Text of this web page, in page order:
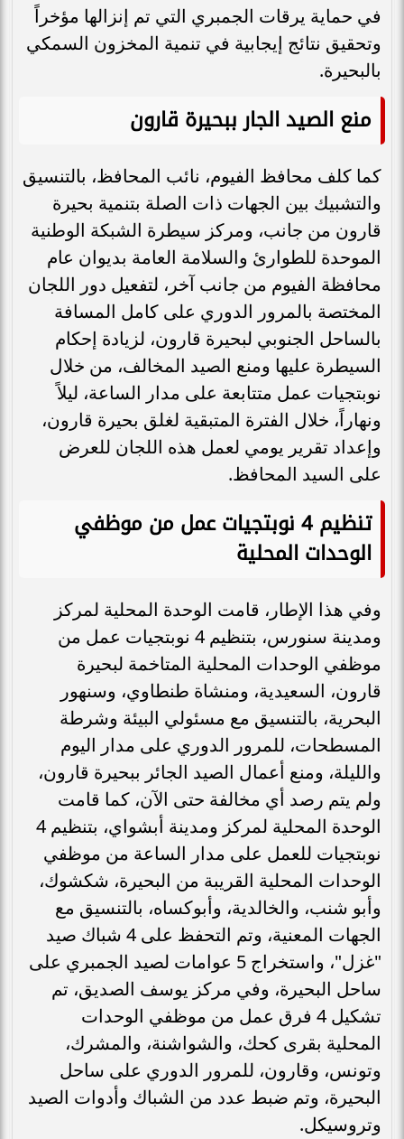
في حماية يرقات الجمبري التي تم إنزالها مؤخراً
وتحقيق نتائج إيجابية في تنمية المخزون السمكي
بالبحيرة.
منع الصيد الجار ببحيرة قارون
كما كلف محافظ الفيوم، نائب المحافظ، بالتنسيق
والتشبيك بين الجهات ذات الصلة بتنمية بحيرة
قارون من جانب، ومركز سيطرة الشبكة الوطنية
الموحدة للطوارئ والسلامة العامة بديوان عام
محافظة الفيوم من جانب آخر، لتفعيل دور اللجان
المختصة بالمرور الدوري على كامل المسافة
بالساحل الجنوبي لبحيرة قارون، لزيادة إحكام
السيطرة عليها ومنع الصيد المخالف، من خلال
نوبتجيات عمل متتابعة على مدار الساعة، ليلاً
ونهاراً، خلال الفترة المتبقية لغلق بحيرة قارون،
وإعداد تقرير يومي لعمل هذه اللجان للعرض
على السيد المحافظ.
تنظيم 4 نوبتجيات عمل من موظفي
الوحدات المحلية
وفي هذا الإطار، قامت الوحدة المحلية لمركز
ومدينة سنورس، بتنظيم 4 نوبتجيات عمل من
موظفي الوحدات المحلية المتاخمة لبحيرة
قارون، السعيدية، ومنشاة طنطاوي، وسنهور
البحرية، بالتنسيق مع مسئولي البيئة وشرطة
المسطحات، للمرور الدوري على مدار اليوم
والليلة، ومنع أعمال الصيد الجائر ببحيرة قارون،
ولم يتم رصد أي مخالفة حتى الآن، كما قامت
الوحدة المحلية لمركز ومدينة أبشواي، بتنظيم 4
نوبتجيات للعمل على مدار الساعة من موظفي
الوحدات المحلية القريبة من البحيرة، شكشوك،
وأبو شنب، والخالدية، وأبوكساه، بالتنسيق مع
الجهات المعنية، وتم التحفظ على 4 شباك صيد
"غزل"، واستخراج 5 عوامات لصيد الجمبري على
ساحل البحيرة، وفي مركز يوسف الصديق، تم
تشكيل 4 فرق عمل من موظفي الوحدات
المحلية بقرى كحك، والشواشنة، والمشرك،
وتونس، وقارون، للمرور الدوري على ساحل
البحيرة، وتم ضبط عدد من الشباك وأدوات الصيد
وتروسيكل.